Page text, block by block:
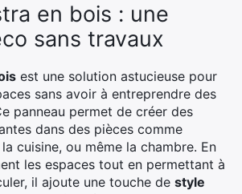
en bois : une
sans travaux
est une solution astucieuse pour
sans avoir à entreprendre des
panneau permet de créer des
dans des pièces comme
la cuisine, ou même la chambre. En
les espaces tout en permettant à
il ajoute une touche de style